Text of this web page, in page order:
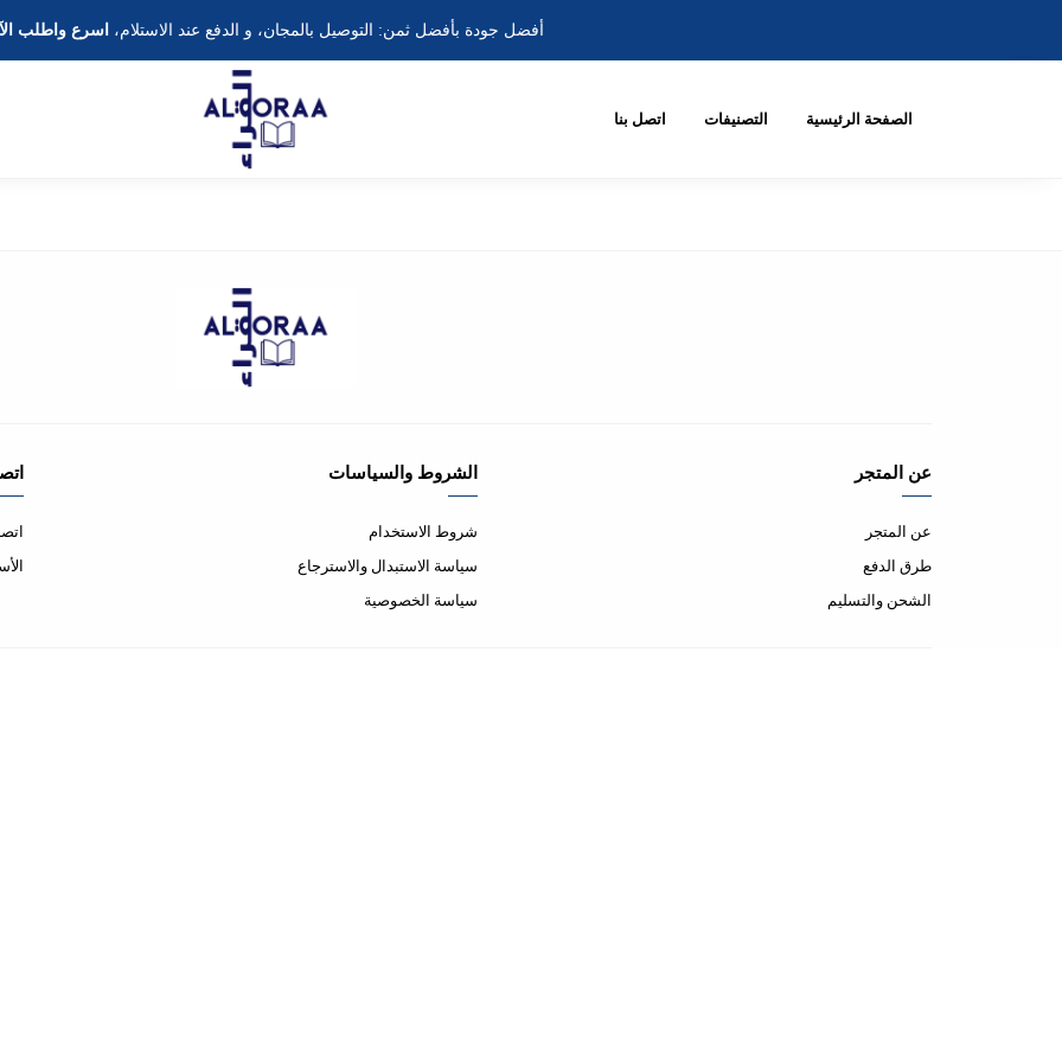
أفضل جودة بأفضل ثمن: التوصيل بالمجان، و الدفع عند الاستلام، اسرع واطلب
الصفحة الرئيسية التصنيفات اتصل بنا
عن المتجر
عن المتجر
طرق الدفع
الشحن والتسليم
الشروط والسياسات
شروط الاستخدام
سياسة الاستبدال والاسترجاع
سياسة الخصوصية